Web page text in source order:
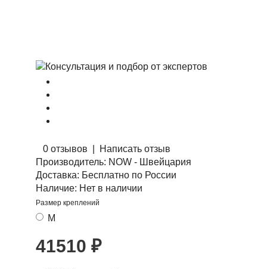
0 отзывов
Написать отзыв
Производитель: NOW - Швейцария
Доставка: Бесплатно по России
Наличие: Нет в наличии
Размер креплений
M
41510 ₽